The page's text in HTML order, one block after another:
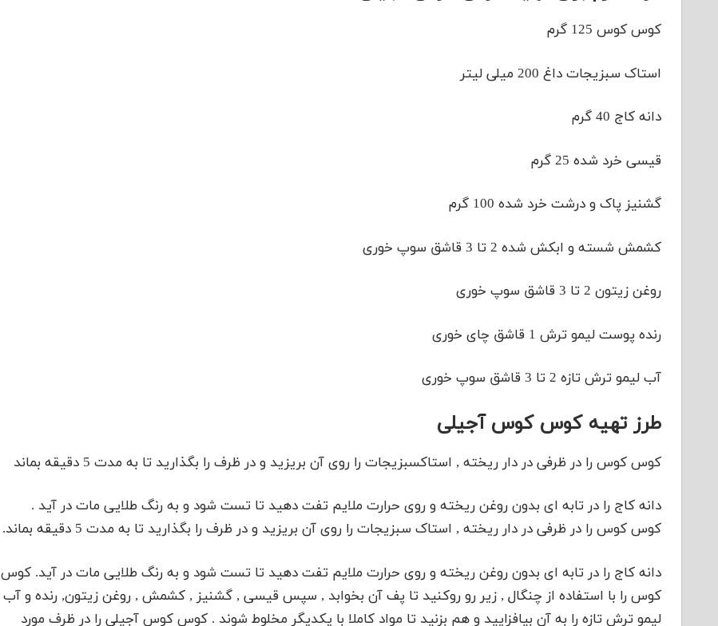
کوس کوس 125 گرم
استاک سبزیجات داغ 200 میلی لیتر
دانه کاج 40 گرم
قیسی خرد شده 25 گرم
گشنیز پاک و درشت خرد شده 100 گرم
کشمش شسته و ابکش شده 2 تا 3 قاشق سوپ خوری
روغن زیتون 2 تا 3 قاشق سوپ خوری
رنده پوست لیمو ترش 1 قاشق چای خوری
آب لیمو ترش تازه 2 تا 3 قاشق سوپ خوری
طرز تهیه کوس کوس آجیلی
کوس کوس را در ظرفی در دار ریخته , استاکسبزیجات را روی آن بریزید و در ظرف را بگذارید تا به مدت 5 دقیقه بماند
دانه کاج را در تابه ای بدون روغن ریخته و روی حرارت ملایم تفت دهید تا تست شود و به رنگ طلایی مات در آید .
کوس کوس را در ظرفی در دار ریخته , استاک سبزیجات را روی آن بریزید و در ظرف را بگذارید تا به مدت 5 دقیقه بماند.
دانه کاج را در تابه ای بدون روغن ریخته و روی حرارت ملایم تفت دهید تا تست شود و به رنگ طلایی مات در آید. کوس
کوس را با استفاده از چنگال , زیر رو روکنید تا پف آن بخوابد , سپس قیسی , گشنیز , کشمش , روغن زیتون, رنده و آب
لیمو ترش تازه را به آن بیافزایید و هم بزنید تا مواد کاملا با یکدیگر مخلوط شوند . کوس کوس آجیلی را در ظرف مورد